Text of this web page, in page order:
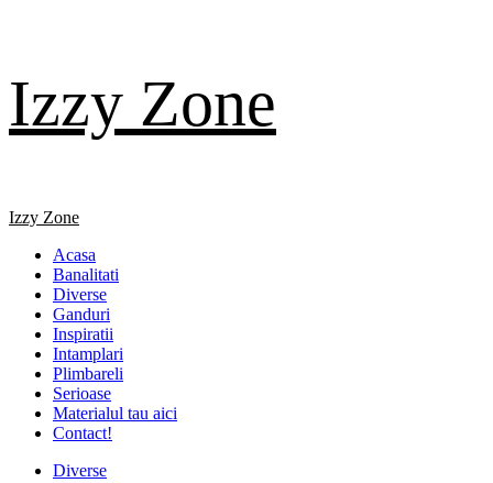
content
Izzy Zone
Primary
Izzy Zone
Acasa
Banalitati
Diverse
Ganduri
Inspiratii
Intamplari
Plimbareli
Serioase
Materialul tau aici
Contact!
Diverse